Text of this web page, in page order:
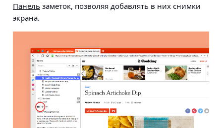
Панель заметок, позволяя добавлять в них снимки
экрана.